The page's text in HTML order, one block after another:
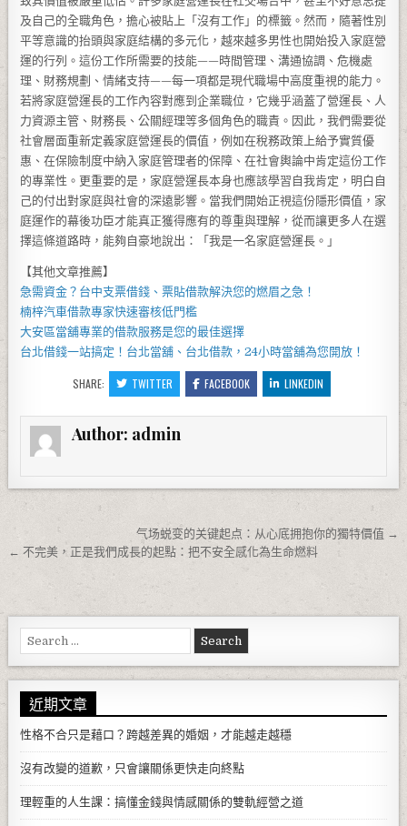
及自己的全職角色，擔心被貼上「沒有工作」的標籤。然而，隨著性別
平等意識的抬頭與家庭結構的多元化，越來越多男性也開始投入家庭營
運的行列。這份工作所需要的技能——時間管理、溝通協調、危機處
理、財務規劃、情緒支持——每一項都是現代職場中高度重視的能力。
若將家庭營運長的工作內容對應到企業職位，它幾乎涵蓋了營運長、人
力資源主管、財務長、公關經理等多個角色的職責。因此，我們需要從
社會層面重新定義家庭營運長的價值，例如在稅務政策上給予實質優
惠、在保險制度中納入家庭管理者的保障、在社會輿論中肯定這份工作
的專業性。更重要的是，家庭營運長本身也應該學習自我肯定，明白自
己的付出對家庭與社會的深遠影響。當我們開始正視這份隱形價值，家
庭運作的幕後功臣才能真正獲得應有的尊重與理解，從而讓更多人在選
擇這條道路時，能夠自豪地說出：「我是一名家庭營運長。」
【其他文章推薦】
急需資金？ 台中支票借錢 、票貼借款解決您的燃眉之急！
楠梓汽車借款專家快速審核低門檻
大安區當舖專業的借款服務是您的最佳選擇
台北借錢一站搞定！ 台北當舖 、 台北借款 ，24小時當舖為您開放！
SHARE: TWITTER FACEBOOK LINKEDIN
Author: admin
文章導覽
气场蜕变的关键起点：从心底拥抱你的獨特價值 →
← 不完美，正是我們成長的起點：把不安全感化為生命燃料
Search for:
近期文章
性格不合只是藉口？跨越差異的婚姻，才能越走越穩
沒有改變的道歉，只會讓關係更快走向終點
理輕重的人生課：搞懂金錢與情感關係的雙軌經營之道